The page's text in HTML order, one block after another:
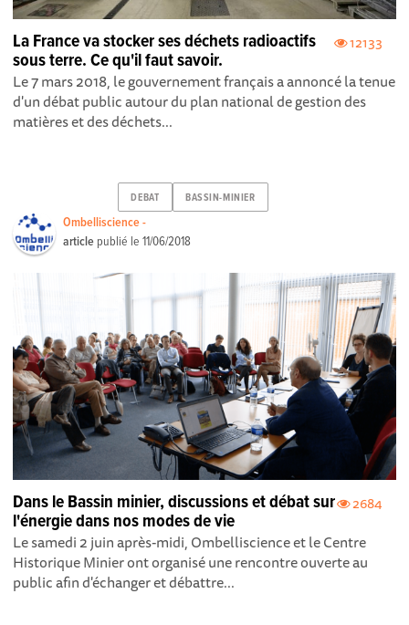
12133
La France va stocker ses déchets radioactifs
sous terre. Ce qu'il faut savoir.
Le 7 mars 2018, le gouvernement français a annoncé la tenue
d'un débat public autour du plan national de gestion des
matières et des déchets...
DEBAT BASSIN-MINIER
Ombelliscience -
article publié le11/06/2018
2684
Dans le Bassin minier, discussions et débat sur
l'énergie dans nos modes de vie
Le samedi 2 juin après-midi, Ombelliscience et le Centre
Historique Minier ont organisé une rencontre ouverte au
public afin d'échanger et débattre...